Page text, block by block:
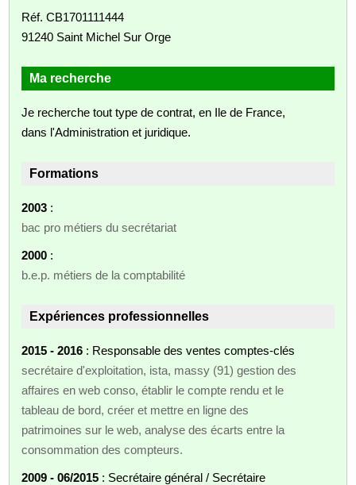
Réf. CB1701111444
91240 Saint Michel Sur Orge
Ma recherche
Je recherche tout type de contrat, en Ile de France,
dans l'Administration et juridique.
Formations
2003 :
bac pro métiers du secrétariat
2000 :
b.e.p. métiers de la comptabilité
Expériences professionnelles
2015 - 2016 : Responsable des ventes comptes-clés
secrétaire d'exploitation, ista, massy (91) gestion des
affaires en web conso, établir le compte rendu et le
tableau de bord, créer et mettre en ligne des
patrimoines sur le web, analyse des écarts entre la
consommation des compteurs.
2009 - 06/2015 : Secrétaire général / Secrétaire